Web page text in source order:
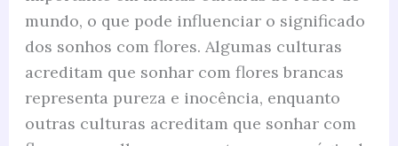
mundo, o que pode influenciar o significado
dos sonhos com flores. Algumas culturas
acreditam que sonhar com flores brancas
representa pureza e inocência, enquanto
outras culturas acreditam que sonhar com